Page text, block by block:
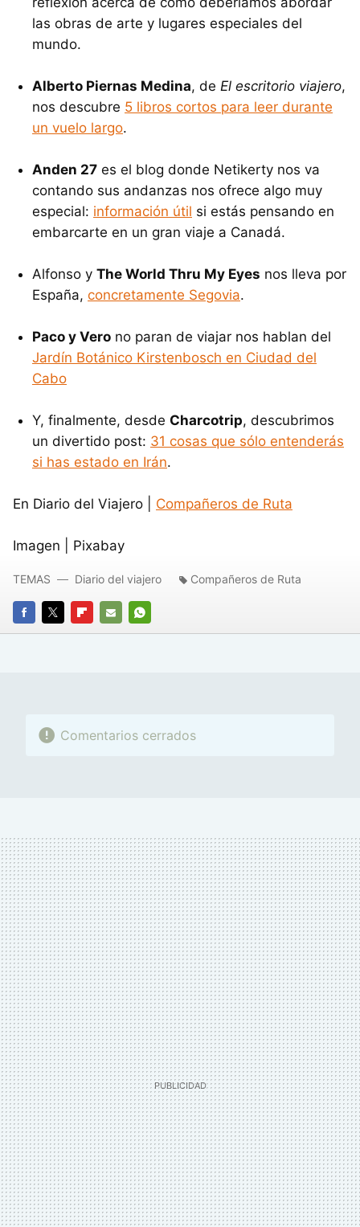
las obras de arte y lugares especiales del
mundo.
Alberto Piernas Medina, de El escritorio viajero,
nos descubre 5 libros cortos para leer durante
un vuelo largo.
Anden 27 es el blog donde Netikerty nos va
contando sus andanzas nos ofrece algo muy
especial: información útil si estás pensando en
embarcarte en un gran viaje a Canadá.
Alfonso y The World Thru My Eyes nos lleva por
España, concretamente Segovia.
Paco y Vero no paran de viajar nos hablan del
Jardín Botánico Kirstenbosch en Ciudad del
Cabo
Y, finalmente, desde Charcotrip, descubrimos
un divertido post: 31 cosas que sólo entenderás
si has estado en Irán.
En Diario del Viajero | Compañeros de Ruta
Imagen | Pixabay
FACEBOOK
TWITTERFLIPBOARD
E-
WHATSAPP
TEMAS Diario del viajero Compañeros de Ruta
Comentarios cerrados